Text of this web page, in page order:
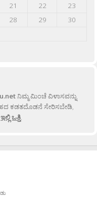
21 22
23
28 29
30
ನಿಮ್ಮ ಮಿಂಚೆ ವಿಳಾಸವನ್ನು
ಕಡತದೊಡನೆ ಸೇರಿಸಬೇಡಿ,
ಇಲ್ಲಿ ಒತ್ತಿ